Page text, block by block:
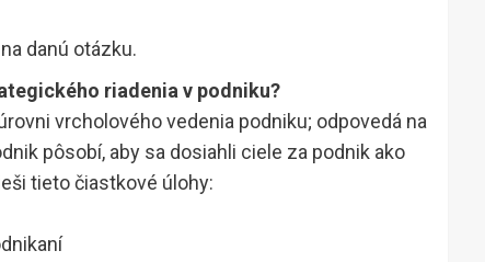
danú otázku.
riadenia v podniku?
vrcholového vedenia podniku; odpovedá na
pôsobí, aby sa dosiahli ciele za podnik ako
tieto čiastkové úlohy: